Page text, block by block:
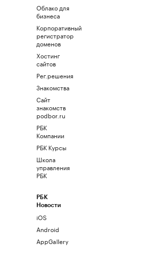
Облако для
бизнеса
Корпоративный
регистратор
доменов
Хостинг
сайтов
Рег.решения
Знакомства
Сайт
знакомств
podbor.ru
РБК
Компании
РБК Курсы
Школа
управления
РБК
РБК
Новости
iOS
Android
AppGallery